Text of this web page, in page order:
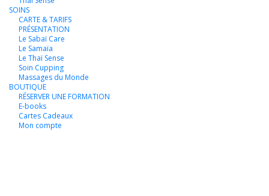
SOINS
CARTE & TARIFS
PRÉSENTATION
Le Sabaï Care
Le Samaïa
Le Thaï Sense
Soin Cupping
Massages du Monde
BOUTIQUE
RÉSERVER UNE FORMATION
E-books
Cartes Cadeaux
Mon compte